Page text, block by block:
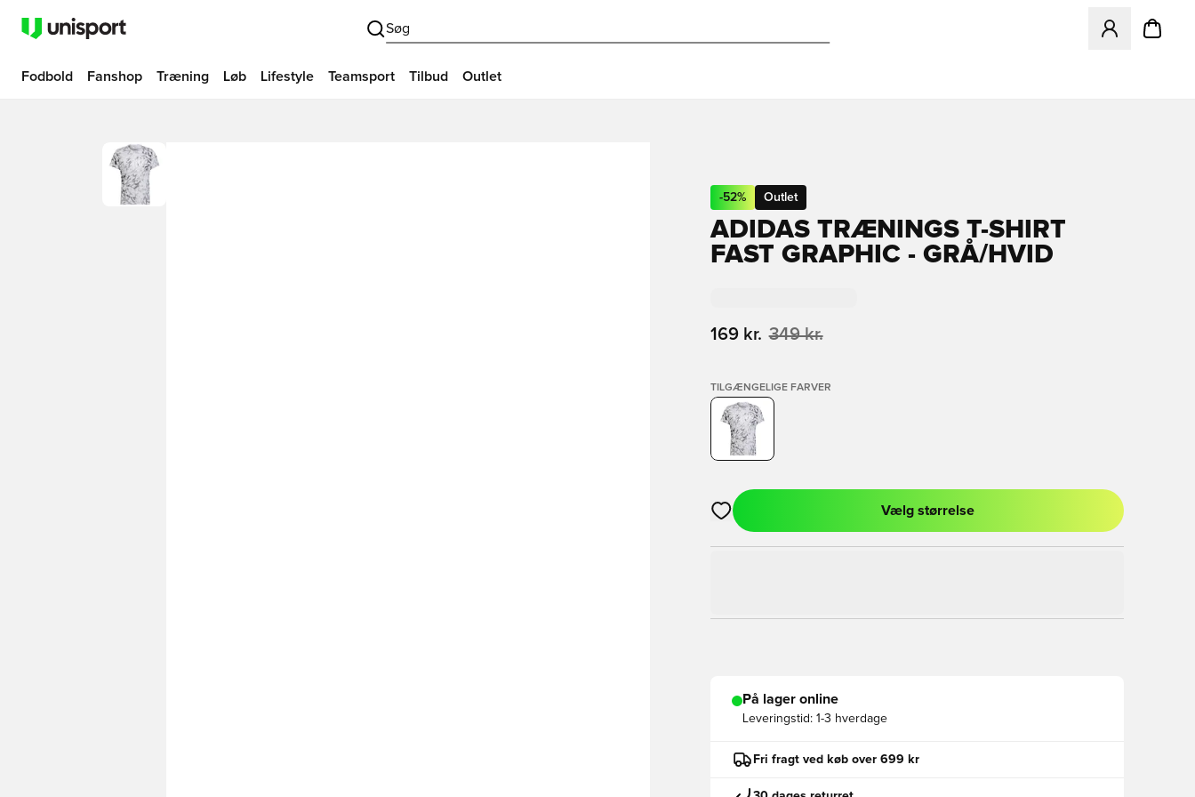
Søg
Åbner en
Fodbold Fanshop Træning Løb Lifestyle Teamsport Tilbud Outlet
-52% Outlet
ADIDAS TRÆNINGS T-SHIRT
FAST GRAPHIC - GRÅ/HVID
169 kr. 349 kr.
TILGÆNGELIGE FARVER
Åbner en Modal til at logge ind eller tilmelde dig som medlem
Vælg størrelse
På lager online
Leveringstid: 1-3 hverdage
Fri fragt ved køb over 699 kr